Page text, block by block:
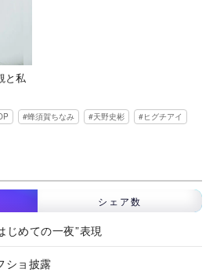
と私
蜂須賀ちなみ 天野史彬
ヒグチアイ
シェア数
じめての一夜”表現
ショ披露